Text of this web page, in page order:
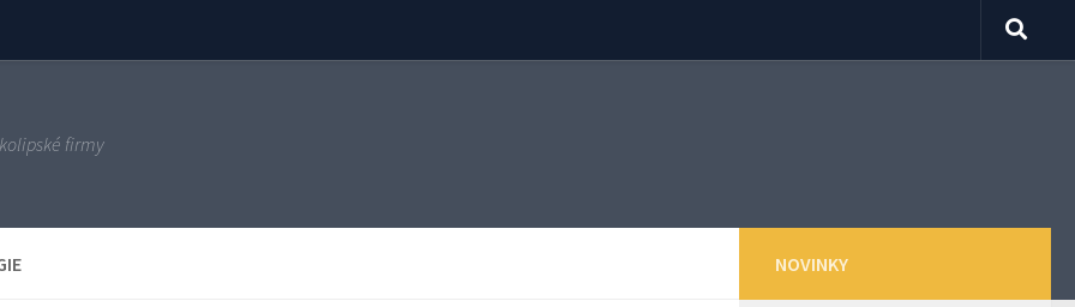
firmy
NOVINKY